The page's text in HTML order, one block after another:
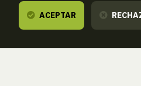
ACEPTAR